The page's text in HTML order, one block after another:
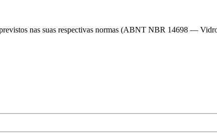
nas suas respectivas normas (ABNT NBR 14698 —